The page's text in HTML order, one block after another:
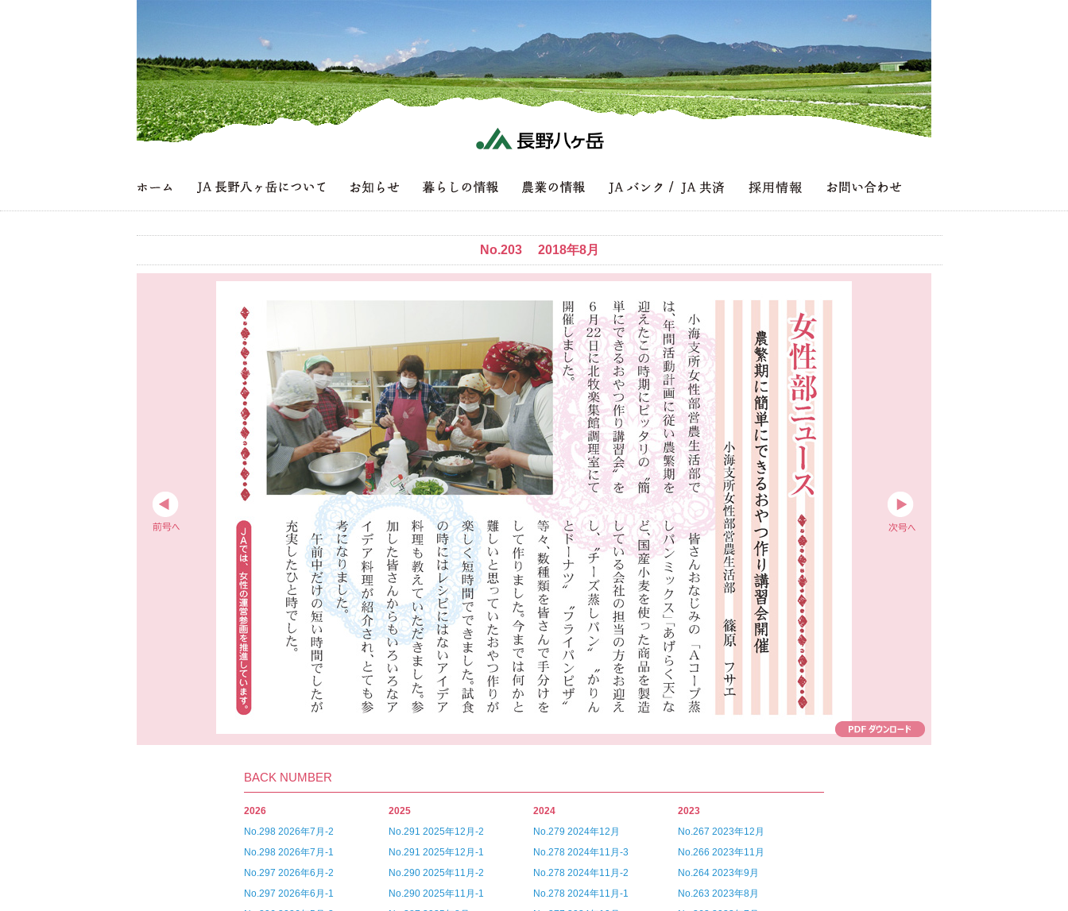
No.203 2018年8月
BACK NUMBER
2026
No.298 2026年7月-2
No.298 2026年7月-1
No.297 2026年6月-2
No.297 2026年6月-1
2025
No.291 2025年12月-2
No.291 2025年12月-1
No.290 2025年11月-2
No.290 2025年11月-1
2024
No.279 2024年12月
No.278 2024年11月-3
No.278 2024年11月-2
No.278 2024年11月-1
2023
No.267 2023年12月
No.266 2023年11月
No.264 2023年9月
No.263 2023年8月